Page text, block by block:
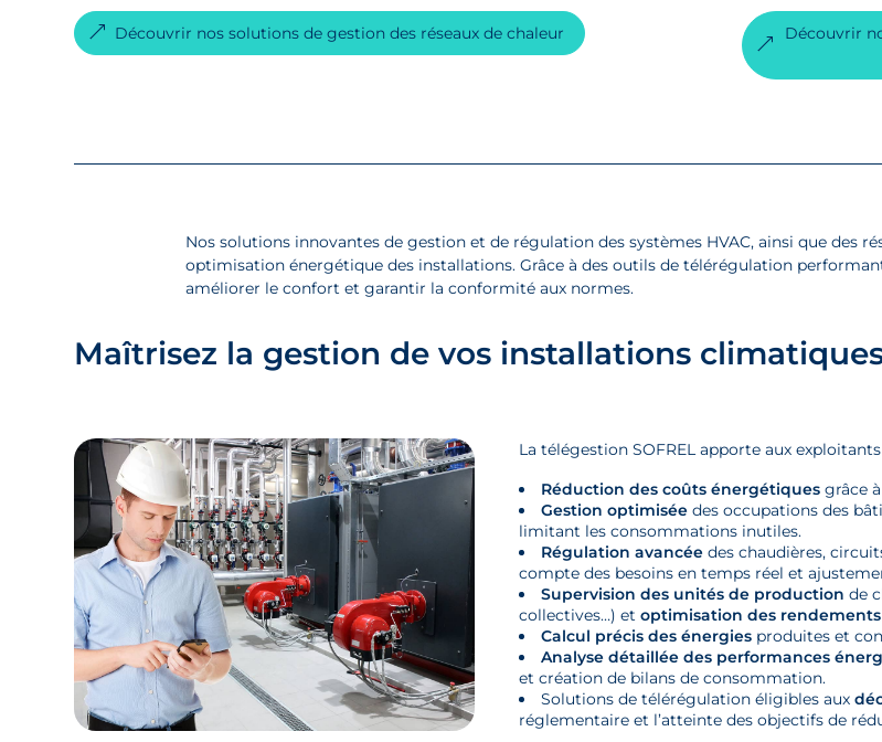
Découvrir nos solutions de gestion des réseaux de chaleur Découvrir
Nos solutions innovantes de gestion et de régulation des systèmes HVAC, ainsi que des
optimisation énergétique des installations. Grâce à des outils de télérégulation
améliorer le confort et garantir la conformité aux normes.
Maîtrisez la gestion de vos installations
La télégestion SOFREL apporte aux
Réduction des coûts énergétiques grâce
Gestion optimisée des occupations des
limitant les consommations inutiles.
Régulation avancée des chaudières,
compte des besoins en temps réel et
Supervision des unités de production de
collectives…) etoptimisation des
Calcul précis des énergies produites et
Analyse détaillée des performances
et création de bilans de consommation.
Solutions de télérégulation éligibles aux
réglementaire et l’atteinte des objectifs de